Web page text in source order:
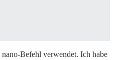
Befehl verwendet. Ich habe